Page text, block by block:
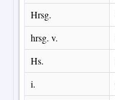
Hrsg.
hrsg. v.
Hs.
i.